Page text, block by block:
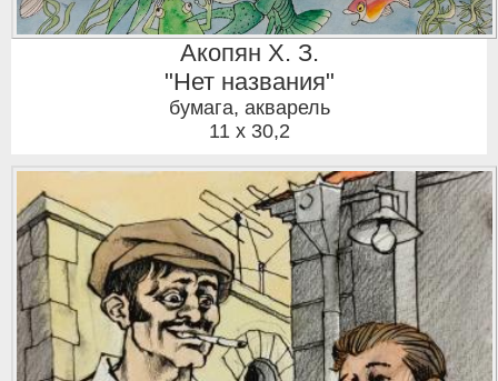
Акопян Х. З.
"Нет названия"
бумага, акварель
11 x 30,2